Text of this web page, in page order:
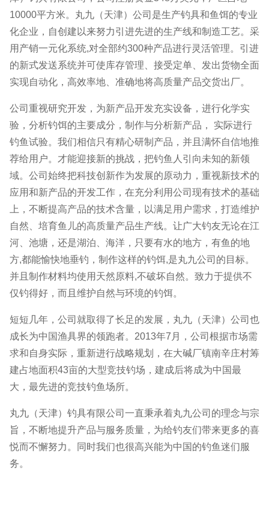
10000平方米。丸九（天津）公司是生产钓具和鱼饵的专业
化企业，自创建以来努力引进先进的生产线和制造工艺。采
用产销一元化系统,对全部约300种产品进行灵活管理。引进
的新式发送系统并可使库存管理、接受定单、发出货物全面
实现自动化，高效率地、准确地将高质量产品交货出厂。
公司重视研究开发，为新产品开发充实设备，进行化学实
验，分析钓饵的主要成分，制作与分析新产品， 实际进行
钓鱼试验。我们相信只有精心研制产品，并且满怀自信地推
荐给用户。才能迎接新的挑战，把钓鱼人引向未知的新领
域。公司始终把科技创新作为发展的原动力，重视新技术的
应用和新产品的开发工作，在充分利用公司现有技术的基础
上，不断提高产品的技术含量，以满足用户需求，打造维护
自然、培育鱼儿的高质量产品生产线。让广大钓友无论在江
河、池塘，还是湖泊、海洋，只要有水的地方，有鱼的地
方,都能愉快地垂钓，制作这样的钓饵,是丸九公司的目标。
并且制作材料均使用天然原料,不破坏自然。致力于提供不
仅钓得好，而且维护自然与环境的钓饵。
短短几年，公司就取得了长足的发展，丸九（天津）公司也
成长为中国渔具界的领跑者。2013年7月，公司根据市场需
求和自身实际，重新进行战略规划，在大碱厂镇南辛庄村筹
建占地面积43亩的大型竞技钓场，建成后将成为中国最
大，最先进的竞技钓鱼场所。
丸九（天津）钓具有限公司一直秉承着丸九公司的理念与宗
旨，不断地提升产品与服务质量，为给钓友们带来更多的喜
悦而不懈努力。同时我们也很高兴能为中国的钓鱼迷们服
务。